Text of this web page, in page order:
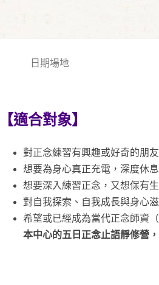
日期場地
【適合對象】
對正念練習有興趣或好奇的朋友
想要為身心真正充電，深度休
想要深入練習正念，又想保有
對自我探索、自我成長與身心
希望或已經成為當代正念師資
本中心的五日正念止語靜修營